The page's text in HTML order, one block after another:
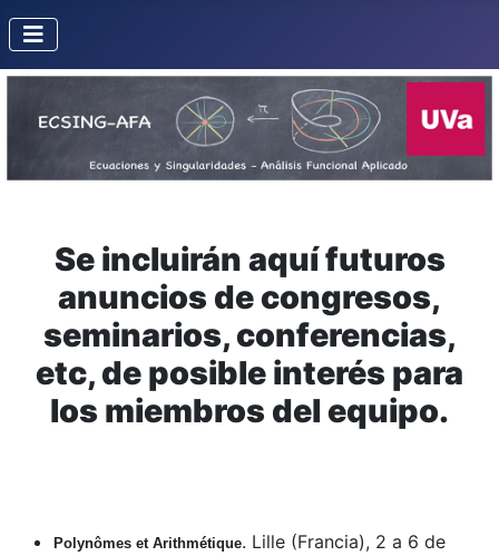
Se incluirán aquí futuros
anuncios de congresos,
seminarios, conferencias,
etc, de posible interés para
los miembros del equipo.
Polynômes et Arithmétique. Lille (Francia), 2 a 6 de